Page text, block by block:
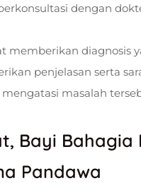
dengan
memberikan diagnosis
penjelasan serta
masalah
Bayi Bahagia
Pandawa